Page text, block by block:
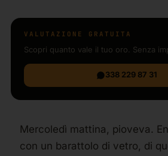
VALUTAZIONE GRATUITA
Scopri quanto vale il tuo oro. Senza
338 229 87 31
Mercoledì mattina, pioveva.
con un barattolo di vetro, di